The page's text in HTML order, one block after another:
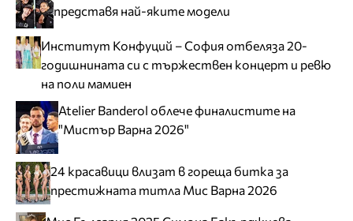
представя най-яките модели
Институт Конфуций – София отбеляза 20-
годишнината си с тържествен концерт и ревю
на поли мамиен
Atelier Banderol облече финалистите на
"Мистър Варна 2026"
24 красавици влизат в гореща битка за
престижната титла Мис Варна 2026